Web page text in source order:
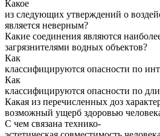
Какое
из следующих утверждений о
является неверным?
Какие соединения являются
загрязнителями водных объектов?
Как
классифицируются опасности по
Как
классифицируются опасности по
Какая из перечисленных доз
возможный ущерб здоровью
С чем связана технико-